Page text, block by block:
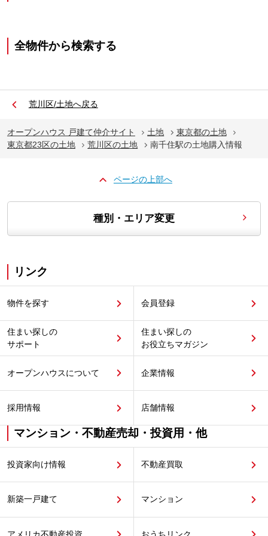
全物件から検索する
荒川区/土地へ戻る
オープンハウス 戸建て仲介サイト 土地
東京都の土地
東京都23区の土地
荒川区の土地 南千住駅の土地購入情報
ページの上部へ
種別・エリア変更
リンク
物件を探す 会員登録
住まい探しの
サポート
住まい探しの
お役立ちマガジン
オープンハウスについて 企業情報
採用情報 店舗情報
マンション・不動産売却・投資用・他
投資家向け情報 不動産買取
新築一戸建て マンション
アメリカ不動産投資 おうちリンク